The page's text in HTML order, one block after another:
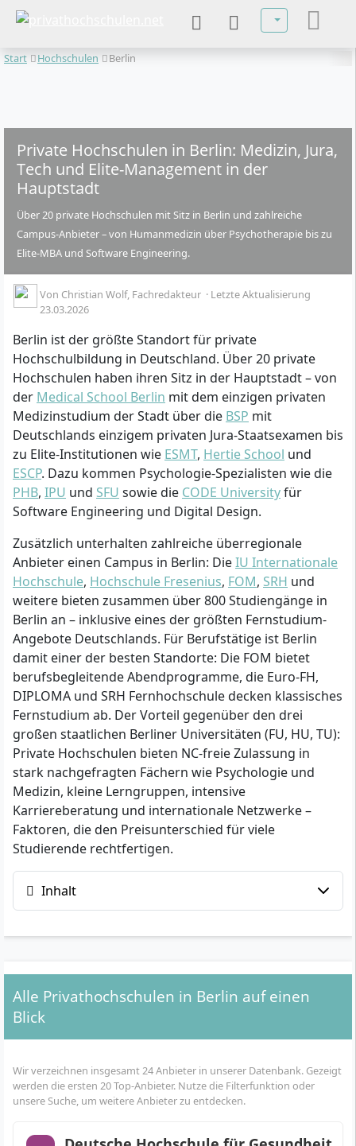
Sprache
Start Hochschulen Berlin
Private Hochschulen in Berlin: Medizin, Jura,
Tech und Elite-Management in der
Hauptstadt
Über 20 private Hochschulen mit Sitz in Berlin und zahlreiche
Campus-Anbieter – von Humanmedizin über Psychotherapie bis zu
Elite-MBA und Software Engineering.
Von Christian Wolf, Fachredakteur · Letzte Aktualisierung
23.03.2026
Berlin ist der größte Standort für private
Hochschulbildung in Deutschland. Über 20 private
Hochschulen haben ihren Sitz in der Hauptstadt – von
der Medical School Berlin mit dem einzigen privaten
Medizinstudium der Stadt über die BSP mit
Deutschlands einzigem privaten Jura-Staatsexamen bis
zu Elite-Institutionen wie ESMT, Hertie School und
ESCP. Dazu kommen Psychologie-Spezialisten wie die
PHB, IPU und SFU sowie die CODE Universityfür
Software Engineering und Digital Design.
Zusätzlich unterhalten zahlreiche überregionale
Anbieter einen Campus in Berlin: DieIU Internationale
Hochschule, Hochschule Fresenius, FOM, SRH und
weitere bieten zusammen über 800 Studiengänge in
Berlin an – inklusive eines der größten Fernstudium-
Angebote Deutschlands. Für Berufstätige ist Berlin
damit einer der besten Standorte: Die FOM bietet
berufsbegleitende Abendprogramme, die Euro-FH,
DIPLOMA und SRH Fernhochschule decken klassisches
Fernstudium ab. Der Vorteil gegenüber den drei
großen staatlichen Berliner Universitäten (FU, HU, TU):
Private Hochschulen bieten NC-freie Zulassung in
stark nachgefragten Fächern wie Psychologie und
Medizin, kleine Lerngruppen, intensive
Karriereberatung und internationale Netzwerke –
Faktoren, die den Preisunterschied für viele
Studierende rechtfertigen.
Inhalt
Alle Privathochschulen in Berlin auf einen
Blick
Wir verzeichnen insgesamt 24 Anbieter in unserer Datenbank. Gezeigt
werden die ersten 20 Top-Anbieter. Nutze die Filterfunktion oder
unsere Suche, um weitere Anbieter zu entdecken.